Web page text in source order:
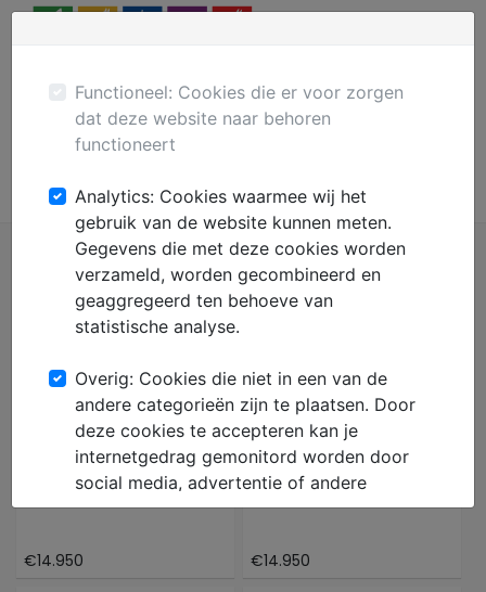
Plaats gratis advertentie
Mechanisatie
Hinowa Oil en steel 1466
€14.950 €14.950